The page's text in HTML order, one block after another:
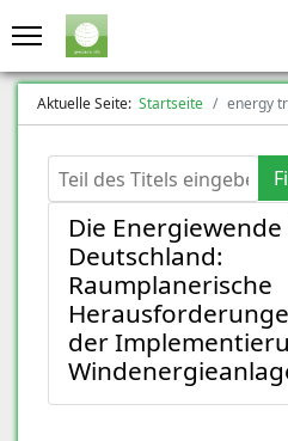
Aktuelle Seite: Startseite energy
Teil des Titels eingeben
Die Energiewende
Deutschland:
Raumplanerische
der